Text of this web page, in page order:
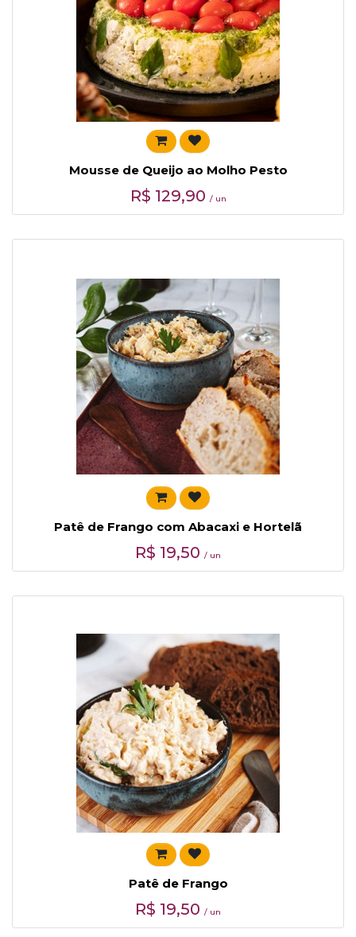
Mousse de Queijo ao Molho Pesto
R$ 129,90 / un
Patê de Frango com Abacaxi e Hortelã
R$ 19,50 / un
Patê de Frango
R$ 19,50 / un